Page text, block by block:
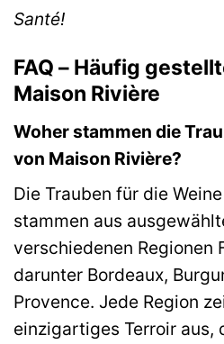
Santé!
FAQ – Häufig
Maison Rivière
Woher stammen die
von Maison Rivière?
Die Trauben für die
stammen aus
verschiedenen Regionen
darunter Bordeaux,
Provence. Jede Region
einzigartiges Terroir aus,